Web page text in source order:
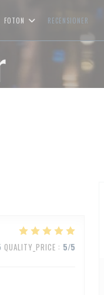
FOTON RECENSIONER
QUALITY_PRICE : 5/5